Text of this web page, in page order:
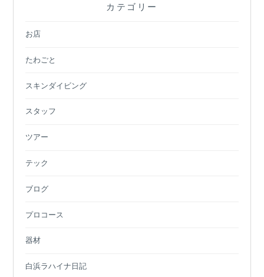
カテゴリー
お店
たわごと
スキンダイビング
スタッフ
ツアー
テック
ブログ
プロコース
器材
白浜ラハイナ日記